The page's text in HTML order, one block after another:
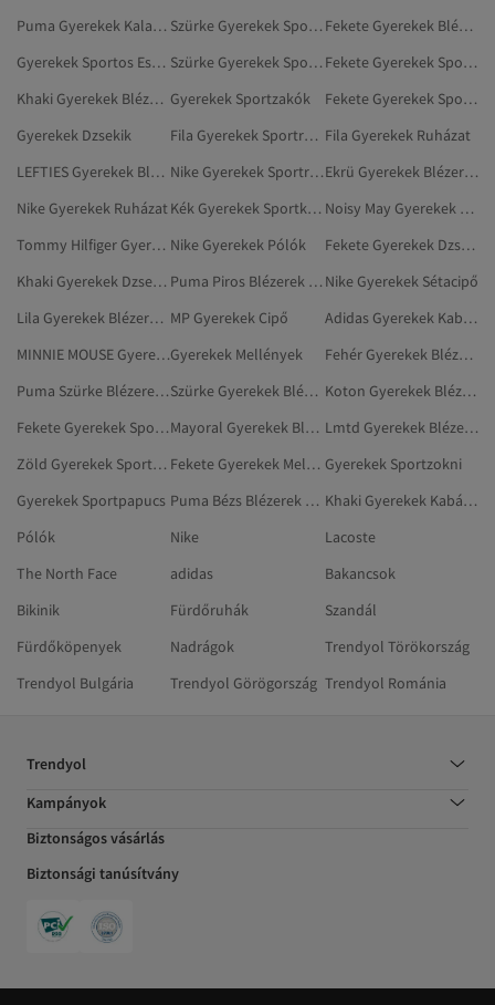
Puma Gyerekek Kalapok, Sapkák És Kesztyűk
Szürke Gyerekek Sportpólók
Fekete Gyerekek Blézerek
Gyerekek Sportos Esőkabátok És Széldzsekik
Szürke Gyerekek Sportruházat
Fekete Gyerekek Sportkabátok
Khaki Gyerekek Blézerek És Mellények Gyerekek Sportzakók
Fekete Gyerekek Sportos Esőkabátok És Széldzsekik
Gyerekek Dzsekik
Fila Gyerekek Sportruházat Fila Gyerekek Ruházat
LEFTIES Gyerekek Blézerek És Mellények
Nike Gyerekek Sportruházat
Ekrü Gyerekek Blézerek És Mellények
Nike Gyerekek Ruházat
Kék Gyerekek Sportkabátok
Noisy May Gyerekek Blézerek És Mellények
Tommy Hilfiger Gyerekek Blézerek És Mellények Nike Gyerekek Pólók
Fekete Gyerekek Dzsekik
Khaki Gyerekek Dzsekik
Puma Piros Blézerek És Mellények Nike Gyerekek Sétacipő
Lila Gyerekek Blézerek És Mellények MP Gyerekek Cipő
Adidas Gyerekek Kabátok És Dzsekik
MINNIE MOUSE Gyerekek Blézerek És MellényekGyerekek Mellények
Fehér Gyerekek Blézerek És Mellények
Puma Szürke Blézerek És Mellények
Szürke Gyerekek Blézerek És Mellények
Koton Gyerekek Blézerek És Mellények
Fekete Gyerekek Sportzakók
Mayoral Gyerekek Blézerek És Mellények
Lmtd Gyerekek Blézerek És Mellények
Zöld Gyerekek Sportkabátok
Fekete Gyerekek Mellények Gyerekek Sportzokni
Gyerekek Sportpapucs
Puma Bézs Blézerek És Mellények
Khaki Gyerekek Kabátok És Dzsekik
Pólók
Nike
Lacoste
The North Face
adidas
Bakancsok
Bikinik
Fürdőruhák
Szandál
Fürdőköpenyek
Nadrágok
Trendyol Törökország
Trendyol Bulgária
Trendyol Görögország Trendyol Románia
Trendyol
Kampányok
Biztonságos vásárlás
Biztonsági tanúsítvány